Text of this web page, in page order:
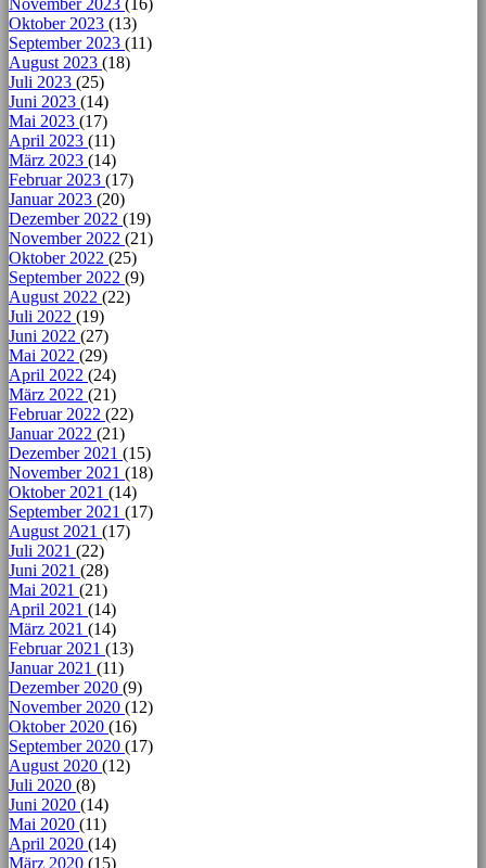
Oktober 2023 (13)
September 2023 (11)
August 2023 (18)
Juli 2023 (25)
Juni 2023 (14)
Mai 2023 (17)
April 2023 (11)
März 2023 (14)
Februar 2023 (17)
Januar 2023 (20)
Dezember 2022 (19)
November 2022 (21)
Oktober 2022 (25)
September 2022 (9)
August 2022 (22)
Juli 2022 (19)
Juni 2022 (27)
Mai 2022 (29)
April 2022 (24)
März 2022 (21)
Februar 2022 (22)
Januar 2022 (21)
Dezember 2021 (15)
November 2021 (18)
Oktober 2021 (14)
September 2021 (17)
August 2021 (17)
Juli 2021 (22)
Juni 2021 (28)
Mai 2021 (21)
April 2021 (14)
März 2021 (14)
Februar 2021 (13)
Januar 2021 (11)
Dezember 2020 (9)
November 2020 (12)
Oktober 2020 (16)
September 2020 (17)
August 2020 (12)
Juli 2020 (8)
Juni 2020 (14)
Mai 2020 (11)
April 2020 (14)
März 2020 (15)